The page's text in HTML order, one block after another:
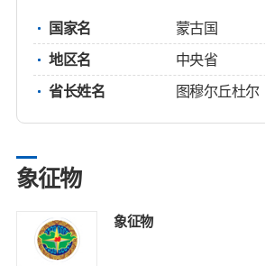
国家名
蒙古国
地区名
中央省
省长姓名
图穆尔丘杜尔
象征物
象征物